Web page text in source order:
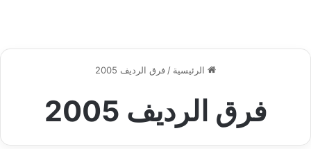
الرئيسية /فرق الرديف 2005
فرق الرديف 2005